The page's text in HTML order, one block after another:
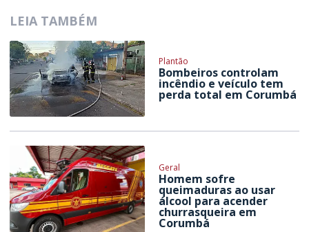
LEIA TAMBÉM
Plantão
Bombeiros controlam
incêndio e veículo tem
perda total em Corumbá
Geral
Homem sofre
queimaduras ao usar
álcool para acender
churrasqueira em
Corumbá